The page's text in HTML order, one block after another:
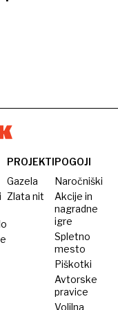
PROJEKTI
Gazela
Zlata nit
POGOJI
Naročniški
Akcije in
nagradne
igre
Spletno
mesto
Piškotki
Avtorske
pravice
Volilna